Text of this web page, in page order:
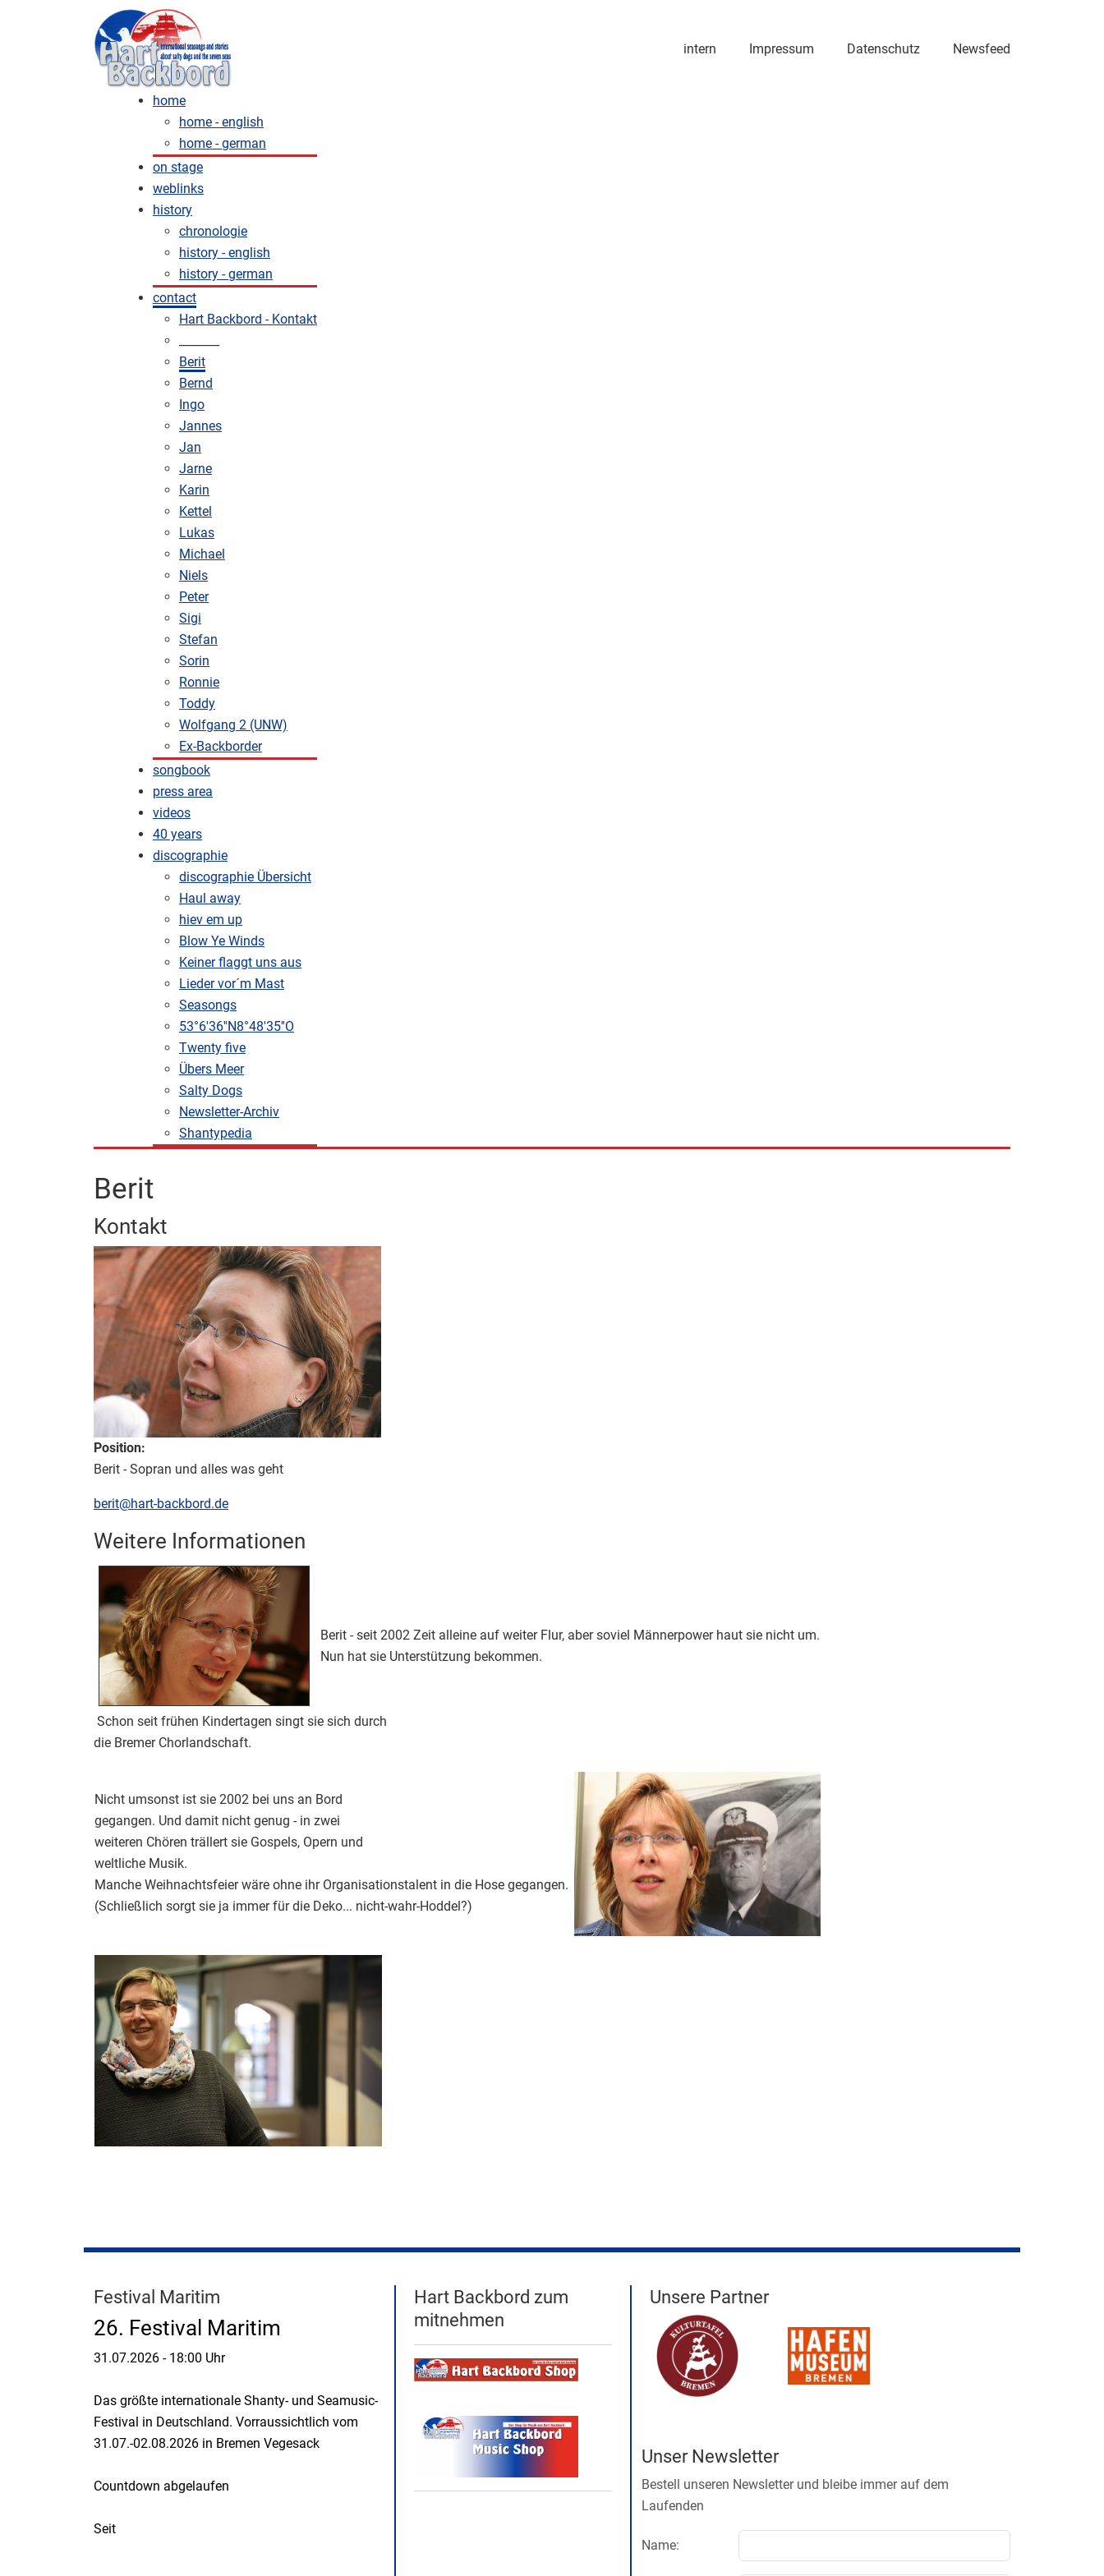
intern Impressum Datenschutz Newsfeed
home
home - english
home - german
on stage
weblinks
history
chronologie
history - english
history - german
contact
Hart Backbord - Kontakt
Berit
Bernd
Ingo
Jannes
Jan
Jarne
Karin
Kettel
Lukas
Michael
Niels
Peter
Sigi
Stefan
Sorin
Ronnie
Toddy
Wolfgang 2 (UNW)
Ex-Backborder
songbook
press area
videos
40 years
discographie
discographie Übersicht
Haul away
hiev em up
Blow Ye Winds
Keiner flaggt uns aus
Lieder vor´m Mast
Seasongs
53°6'36''N8°48'35''O
Twenty five
Übers Meer
Salty Dogs
Newsletter-Archiv
Shantypedia
Berit
Kontakt
Position:
Berit - Sopran und alles was geht
E-Mail:
berit@hart-backbord.de
Weitere Informationen
Weitere Informationen
Berit - seit 2002 Zeit alleine auf weiter Flur, aber soviel Männerpower haut sie nicht um.
Nun hat sie Unterstützung bekommen.
Schon seit frühen Kindertagen singt sie sich durch
die Bremer Chorlandschaft.
Nicht umsonst ist sie 2002 bei uns an Bord
gegangen. Und damit nicht genug - in zwei
weiteren Chören trällert sie Gospels, Opern und
weltliche Musik.
Manche Weihnachtsfeier wäre ohne ihr Organisationstalent in die Hose gegangen.
(Schließlich sorgt sie ja immer für die Deko... nicht-wahr-Hoddel?)
Festival Maritim
26. Festival Maritim
31.07.2026 - 18:00 Uhr
Das größte internationale Shanty- und Seamusic-
Festival in Deutschland. Vorraussichtlich vom
31.07.-02.08.2026 in Bremen Vegesack
Countdown abgelaufen
Seit
Hart Backbord zum
mitnehmen
Unsere Partner
Unser Newsletter
Bestell unseren Newsletter und bleibe immer auf dem
Laufenden
Name: